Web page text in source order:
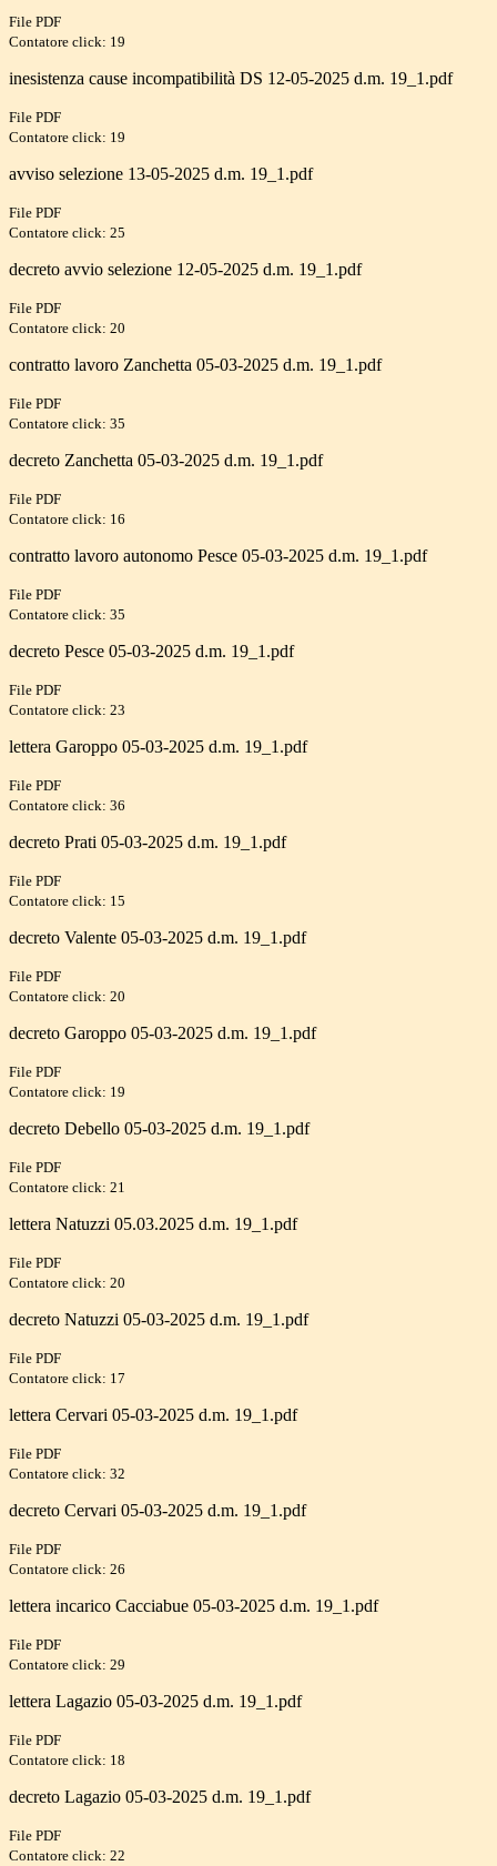
File PDF
Contatore click: 19
inesistenza cause incompatibilità DS 12-05-2025 d.m. 19_1.pdf
File PDF
Contatore click: 19
avviso selezione 13-05-2025 d.m. 19_1.pdf
File PDF
Contatore click: 25
decreto avvio selezione 12-05-2025 d.m. 19_1.pdf
File PDF
Contatore click: 20
contratto lavoro Zanchetta 05-03-2025 d.m. 19_1.pdf
File PDF
Contatore click: 35
decreto Zanchetta 05-03-2025 d.m. 19_1.pdf
File PDF
Contatore click: 16
contratto lavoro autonomo Pesce 05-03-2025 d.m. 19_1.pdf
File PDF
Contatore click: 35
decreto Pesce 05-03-2025 d.m. 19_1.pdf
File PDF
Contatore click: 23
lettera Garoppo 05-03-2025 d.m. 19_1.pdf
File PDF
Contatore click: 36
decreto Prati 05-03-2025 d.m. 19_1.pdf
File PDF
Contatore click: 15
decreto Valente 05-03-2025 d.m. 19_1.pdf
File PDF
Contatore click: 20
decreto Garoppo 05-03-2025 d.m. 19_1.pdf
File PDF
Contatore click: 19
decreto Debello 05-03-2025 d.m. 19_1.pdf
File PDF
Contatore click: 21
lettera Natuzzi 05.03.2025 d.m. 19_1.pdf
File PDF
Contatore click: 20
decreto Natuzzi 05-03-2025 d.m. 19_1.pdf
File PDF
Contatore click: 17
lettera Cervari 05-03-2025 d.m. 19_1.pdf
File PDF
Contatore click: 32
decreto Cervari 05-03-2025 d.m. 19_1.pdf
File PDF
Contatore click: 26
lettera incarico Cacciabue 05-03-2025 d.m. 19_1.pdf
File PDF
Contatore click: 29
lettera Lagazio 05-03-2025 d.m. 19_1.pdf
File PDF
Contatore click: 18
decreto Lagazio 05-03-2025 d.m. 19_1.pdf
File PDF
Contatore click: 22